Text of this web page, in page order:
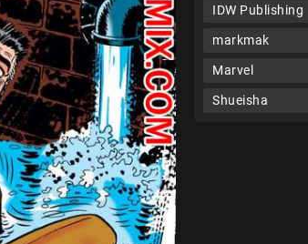
IDW Publishing
markmak
Marvel
Shueisha